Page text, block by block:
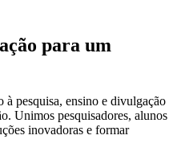
para um
pesquisa, ensino e divulgação
Unimos pesquisadores, alunos
inovadoras e formar